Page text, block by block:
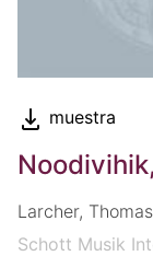
muestra
Larcher, Thomas
Schott Musik